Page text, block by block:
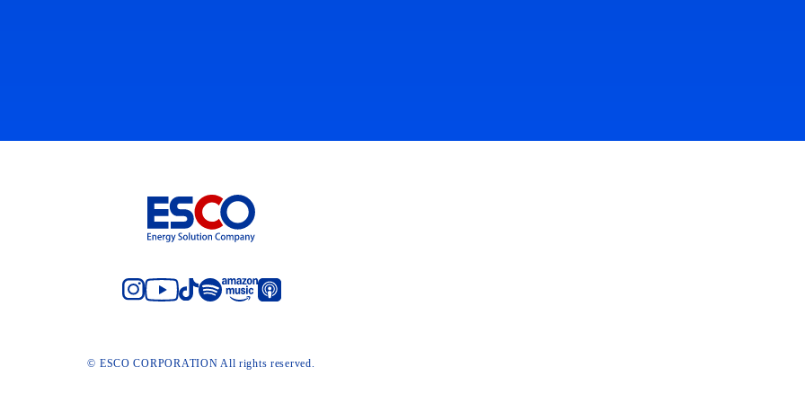
© ESCO CORPORATION All rights reserved.